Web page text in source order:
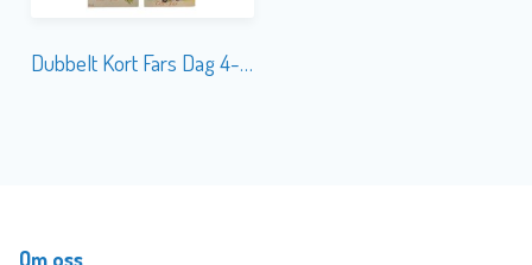
Dubbelt Kort Fars Dag 4-olika Äkta Gamla
Om oss